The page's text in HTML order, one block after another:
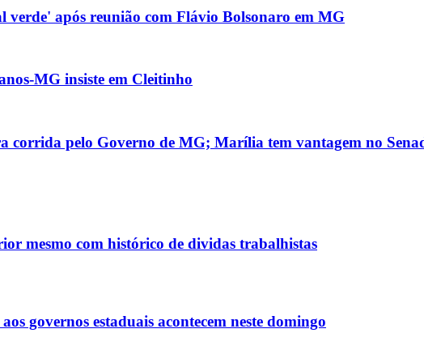
verde' após reunião com Flávio Bolsonaro em MG
MG insiste em Cleitinho
corrida pelo Governo de MG; Marília tem vantagem no
mesmo com histórico de dividas trabalhistas
governos estaduais acontecem neste domingo